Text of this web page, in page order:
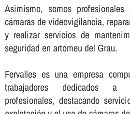
Asimismo, somos
cámaras de videovigilancia,
y realizar servicios de
seguridad en artomeu del Grau.
Fervalles es una empresa
trabajadores dedicados a
profesionales, destacando